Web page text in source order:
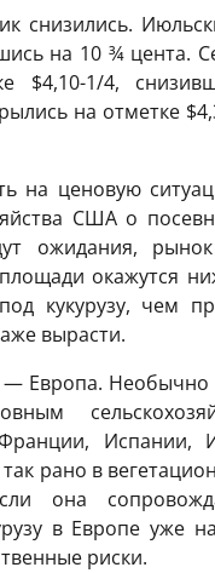
снизились.
на 10 ¾ цента.
$4,10-1/4,
на отметке
на ценовую
США о
ожидания,
окажутся
кукурузу, чем
вырасти.
Европа. Необычно
Испании,
рано в
она
в Европе уже
риски.